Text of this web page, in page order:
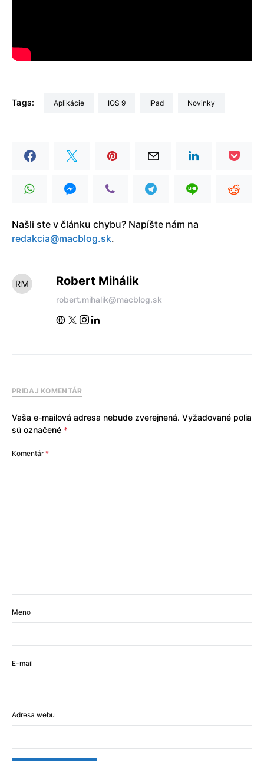
Tags: Aplikácie iOS 9 iPad Novinky
Našli ste v článku chybu? Napíšte nám na
redakcia@macblog.sk.
Robert Mihálik
robert.mihalik@macblog.sk
PRIDAJ KOMENTÁR
Vaša e-mailová adresa nebude zverejnená. Vyžadované polia
sú označené *
Komentár*
Meno
E-mail
Adresa webu